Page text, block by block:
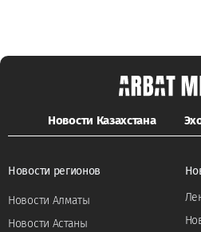
Новости Казахстана
Новости регионов
Новости Алматы
Новости Астаны